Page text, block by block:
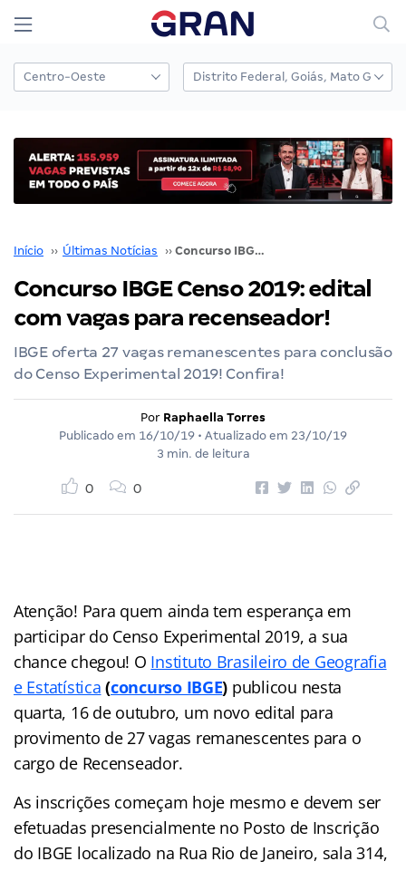
Início ›› Últimas Notícias ›› Concurso IBGE Censo 2019: edital com vagas para recenseador!
Concurso IBGE Censo 2019: edital
com vagas para recenseador!
IBGE oferta 27 vagas remanescentes para conclusão
do Censo Experimental 2019! Confira!
Por Raphaella Torres
Publicado em 16/10/19 • Atualizado em 23/10/19
3 min. de leitura
0 0
Atenção! Para quem ainda tem esperança em
participar do Censo Experimental 2019, a sua
chance chegou! O Instituto Brasileiro de Geografia
e Estatística (concurso IBGE) publicou nesta
quarta, 16 de outubro, um novo edital para
provimento de 27 vagas remanescentes para o
cargo de Recenseador.
As inscrições começam hoje mesmo e devem ser
efetuadas presencialmente no Posto de Inscrição
do IBGE localizado na Rua Rio de Janeiro, sala 314,